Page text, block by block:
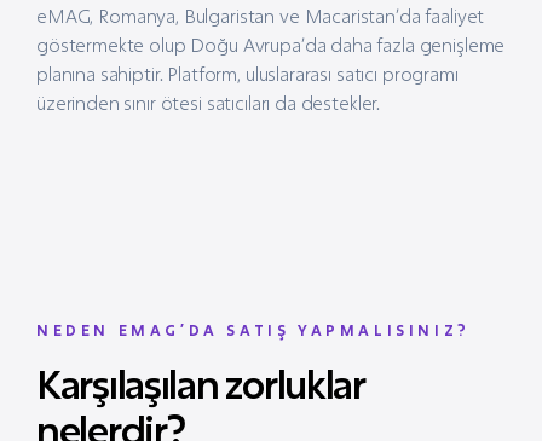
NEDEN EMAG’DA SATIŞ YAPMALISINIZ?
Karşılaşılan zorluklar
nelerdir?
eMAG, Romanya, Bulgaristan ve Macaristan’da faaliyet
göstermekte olup Doğu Avrupa’da daha fazla genişleme
planına sahiptir. Platform, uluslararası satıcı programı
üzerinden sınır ötesi satıcıları da destekler.